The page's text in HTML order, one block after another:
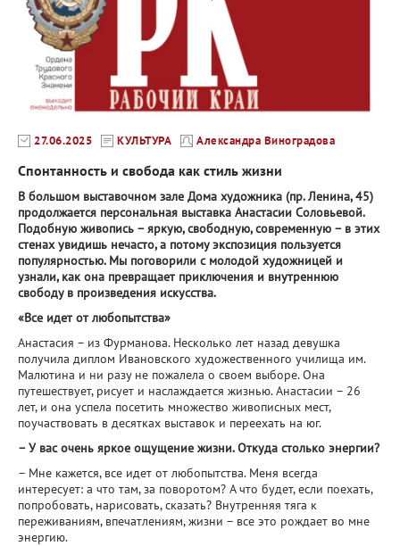
27.06.2025 КУЛЬТУРА Александра Виноградова
Спонтанность и свобода как стиль жизни
В большом выставочном зале Дома художника (пр. Ленина, 45)
продолжается персональная выставка Анастасии Соловьевой.
Подобную живопись – яркую, свободную, современную – в этих
стенах увидишь нечасто, а потому экспозиция пользуется
популярностью. Мы поговорили с молодой художницей и
узнали, как она превращает приключения и внутреннюю
свободу в произведения искусства.
«Все идет от любопытства»
Анастасия – из Фурманова. Несколько лет назад девушка
получила диплом Ивановского художественного училища им.
Малютина и ни разу не пожалела о своем выборе. Она
путешествует, рисует и наслаждается жизнью. Анастасии – 26
лет, и она успела посетить множество живописных мест,
поучаствовать в десятках выставок и переехать на юг.
– У вас очень яркое ощущение жизни. Откуда столько энергии?
– Мне кажется, все идет от любопытства. Меня всегда
интересует: а что там, за поворотом? А что будет, если поехать,
попробовать, нарисовать, сказать? Внутренняя тяга к
переживаниям, впечатлениям, жизни – все это рождает во мне
энергию.